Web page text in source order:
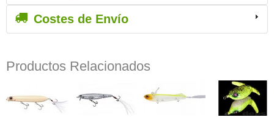
Costes de Envío
Productos Relacionados